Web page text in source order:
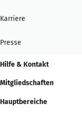
Karriere
Presse
Hilfe & Kontakt
Mitgliedschaften
Hauptbereiche